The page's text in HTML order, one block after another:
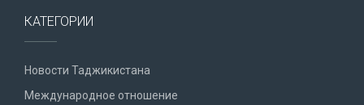
КАТЕГОРИИ
Новости Таджикистана
Международное отношение